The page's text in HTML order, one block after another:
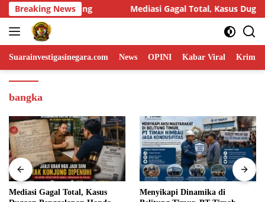
Skip
to
content
Breaking News
Total, Kasus Dugaan Penggelapan Honda HR-V Rp130 Juta
Suarainvestigasinegara.com News OPINI Kabar Viral
bangka
Menyikapi Dinamika di
Humas DPP LIN Desak Kapolri